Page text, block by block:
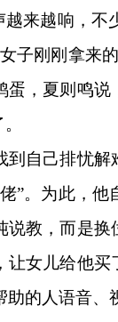
越来越响，
子刚刚拿来
蛋，夏则鸣
自己排忧解
”。为此，
说教，而是
让女儿给他
助的人语音、